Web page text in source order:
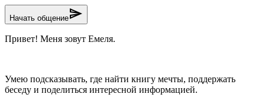
Начать общениеsend
Привет! Меня зовут Емеля.
Умею подсказывать, где найти книгу мечты, поддержать
беседу и поделиться интересной информацией.